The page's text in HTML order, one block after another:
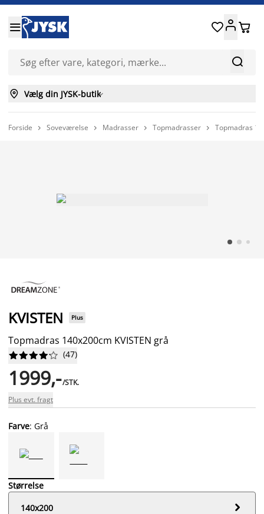


 
 Vælg din JYSK-butik
Forside  Soveværelse  Madrasser  Topmadrasser  Topmadras
KVISTEN Plus
Topmadras 140x200cm KVISTEN grå





 (47)
1999,-/STK.
Plus evt. fragt
Farve: Grå
Størrelse
140x200
